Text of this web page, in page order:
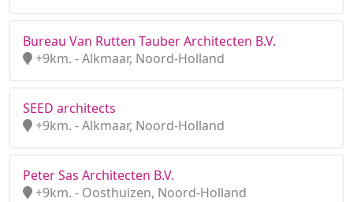
Bureau Van Rutten Tauber Architecten B.V.
+9km. - Alkmaar, Noord-Holland
SEED architects
+9km. - Alkmaar, Noord-Holland
Peter Sas Architecten B.V.
+9km. - Oosthuizen, Noord-Holland